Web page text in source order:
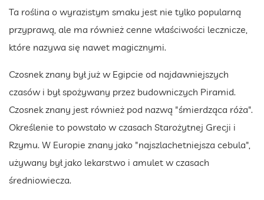
Ta roślina o wyrazistym smaku jest nie tylko popularną
przyprawą, ale ma również cenne właściwości lecznicze,
które nazywa się nawet magicznymi.
Czosnek znany był już w Egipcie od najdawniejszych
czasów i był spożywany przez budowniczych Piramid.
Czosnek znany jest również pod nazwą "śmierdząca róża".
Określenie to powstało w czasach Starożytnej Grecji i
Rzymu. W Europie znany jako "najszlachetniejsza cebula",
używany był jako lekarstwo i amulet w czasach
średniowiecza.